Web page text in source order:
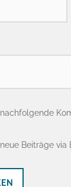
Beiträge via